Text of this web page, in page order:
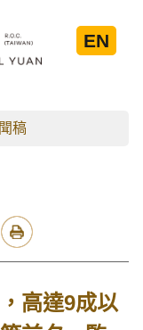
EN
稿
高達9成以